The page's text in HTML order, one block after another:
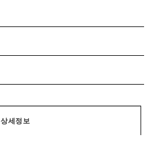
상세정보